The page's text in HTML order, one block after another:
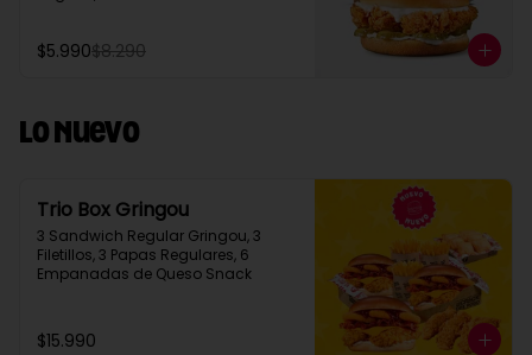
$5.990$8.290
Lo Nuevo
Trio Box Gringou
3 Sandwich Regular Gringou, 3
Filetillos, 3 Papas Regulares, 6
Empanadas de Queso Snack
$15.990